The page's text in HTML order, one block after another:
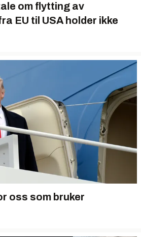
om flytting av
EU til USA holder ikke
oss som bruker